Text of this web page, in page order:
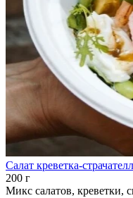
Салат креветка-
200 г
Микс салатов, креветки,